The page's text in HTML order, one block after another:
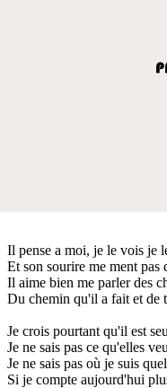
Il pense a moi, je le vois je
Et son sourire me ment
Il aime bien me parler des
Du chemin qu'il a fait et de
Je crois pourtant qu'il est
Je ne sais pas ce qu'elles
Je ne sais pas où je suis
Si je compte aujourd'hui